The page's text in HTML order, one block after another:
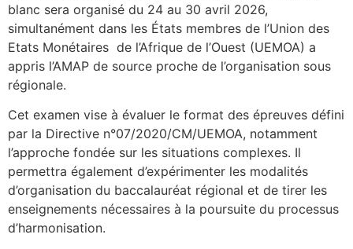
blanc sera organisé du 24 au 30 avril 2026,
simultanément dans les États membres de l’Union des
Etats Monétaires de l’Afrique de l’Ouest (UEMOA) a
appris l’AMAP de source proche de l’organisation sous
régionale.
Cet examen vise à évaluer le format des épreuves défini
par la Directive n°07/2020/CM/UEMOA, notamment
l’approche fondée sur les situations complexes. Il
permettra également d’expérimenter les modalités
d’organisation du baccalauréat régional et de tirer les
enseignements nécessaires à la poursuite du processus
d’harmonisation.